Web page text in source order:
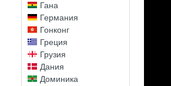
Гана
Германия
Гонконг
Греция
Грузия
Дания
Доминика